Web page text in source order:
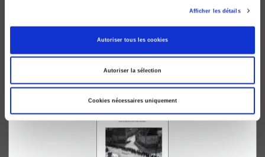
Afficher les détails
Autoriser tous les cookies
Autoriser la sélection
Cookies nécessaires uniquement
new